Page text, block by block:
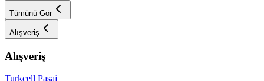
Tümünü Gör
Alışveriş
Alışveriş
Turkcell Pasaj